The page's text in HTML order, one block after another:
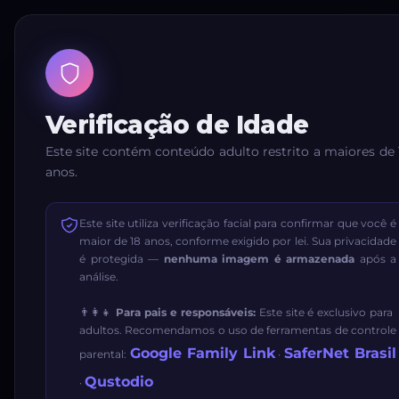
Verificação de Idade
Este site contém conteúdo adulto restrito a maiores de
anos.
Este site utiliza verificação facial para confirmar que você é
maior de 18 anos, conforme exigido por lei. Sua privacidade
é protegida — nenhuma imagem é armazenada após a
análise.
👨‍👩‍👧 Para pais e responsáveis:Este site é exclusivo para
adultos. Recomendamos o uso de ferramentas de controle
parental: Google Family Link·SaferNet Brasil
· Qustodio